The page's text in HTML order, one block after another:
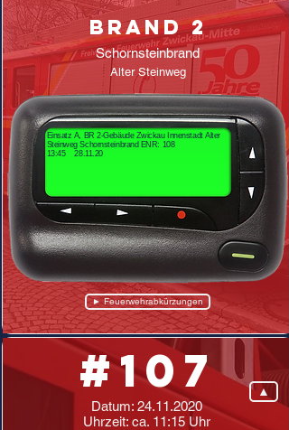
Brand 2
Schornsteinbrand
Alter Steinweg
Einsatz A, BR 2-Gebäude Zwickau Innenstadt Alter
Steinweg Schornsteinbrand ENR: 108
13:45 28.11.20
► Feuerwehrabkürzungen
Datum: 24.11.2020
Uhrzeit: ca. 11:15 Uhr
#107 ▲